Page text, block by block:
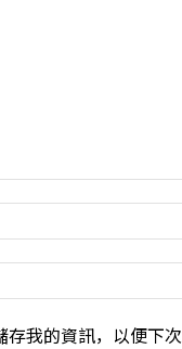
我的資訊，以便下次